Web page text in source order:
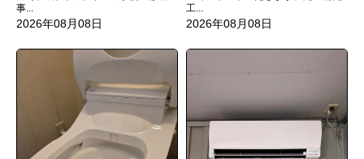
事...
2026年08月08日
工...
2026年08月08日